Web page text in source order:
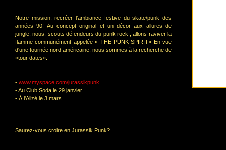
Notre mission; recréer l’ambiance festive du skate/punk des
années 90! Au concept original et un décor aux allures de
jungle, nous, scouts défendeurs du punk rock , allons raviver la
flamme communément appelée « THE PUNK SPIRIT» En vue
d'une tournée nord américaine, nous sommes à la recherche de
«tour dates».
- www.myspace.com/jurassikpunk
- Au Club Soda le 29 janvier
- À l'Alizé le 3 mars
Saurez-vous croire en Jurassik Punk?